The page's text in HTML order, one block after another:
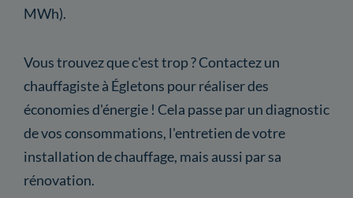
MWh).
Vous trouvez que c'est trop ? Contactez un
chauffagiste à Égletons pour réaliser des
économies d'énergie ! Cela passe par un diagnostic
de vos consommations, l'entretien de votre
installation de chauffage, mais aussi par sa
rénovation.